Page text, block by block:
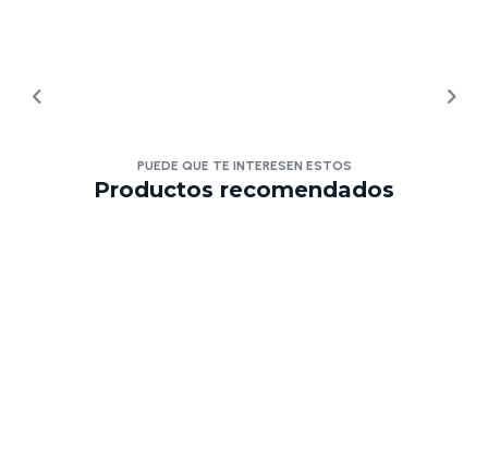
PUEDE QUE TE INTERESEN ESTOS
Productos recomendados